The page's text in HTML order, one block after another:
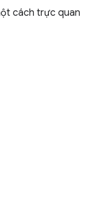
cách trực quan